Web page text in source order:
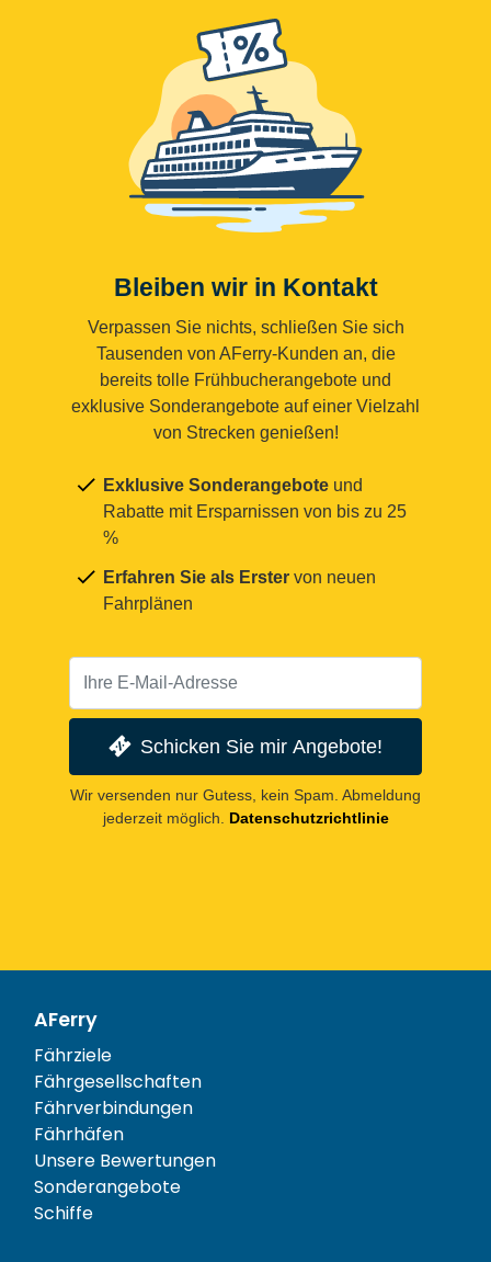
Bleiben wir in Kontakt
Verpassen Sie nichts, schließen Sie sich
Tausenden von AFerry-Kunden an, die
bereits tolle Frühbucherangebote und
exklusive Sonderangebote auf einer Vielzahl
von Strecken genießen!
Exklusive Sonderangebote und
Rabatte mit Ersparnissen von bis zu 25
%
Erfahren Sie als Erster von neuen
Fahrplänen
Schicken Sie mir Angebote!
Wir versenden nur Gutess, kein Spam. Abmeldung
jederzeit möglich.
Datenschutzrichtlinie
AFerry
Fährziele
Fährgesellschaften
Fährverbindungen
Fährhäfen
Unsere Bewertungen
Sonderangebote
Schiffe